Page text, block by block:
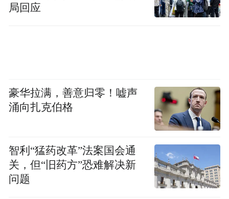
局回应
豪华拉满，善意归零！嘘声
涌向扎克伯格
智利“猛药改革”法案国会通
关，但“旧药方”恐难解决新
问题